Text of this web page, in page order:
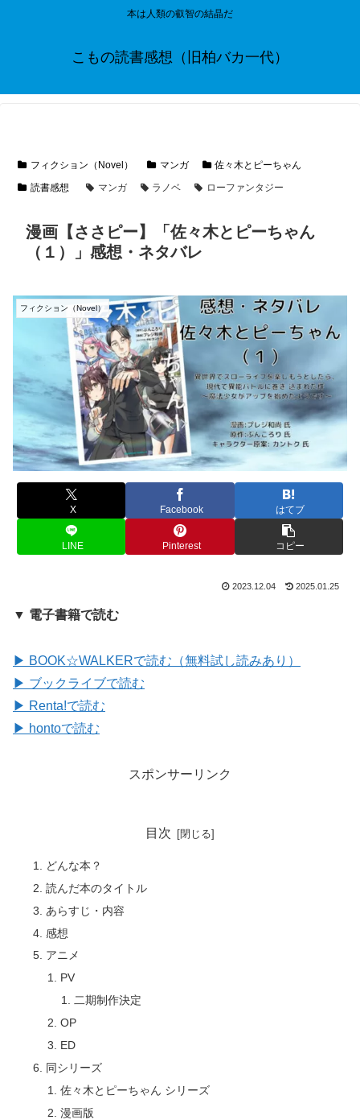
本は人類の叡智の結晶だ
こもの読書感想（旧柏バカ一代）
フィクション（Novel） マンガ
佐々木とピーちゃん
読書感想
マンガ ラノベ ローファンタジー
漫画【ささピー】「佐々木とピーちゃん
（１）」感想・ネタバレ
フィクション（Novel）
X Facebook はてブ
LINE Pinterest コピー
2023.12.04 2025.01.25
▼ 電子書籍で読む
▶ BOOK☆WALKERで読む（無料試し読みあり）
▶ ブックライブで読む
▶ Renta!で読む
▶ hontoで読む
スポンサーリンク
目次
どんな本？
読んだ本のタイトル
あらすじ・内容
感想
アニメ
PV
二期制作決定
OP
ED
同シリーズ
佐々木とピーちゃん シリーズ
漫画版